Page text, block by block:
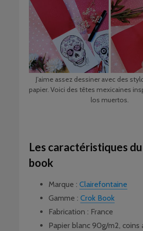
J’aime assez dessiner avec des
papier. Voici des têtes mexicaines
los muertos.
Les caractéristiques
book
Marque : Clairefontaine
Gamme : Crok Book
Fabrication : France
Papier blanc 90g/m2, coins